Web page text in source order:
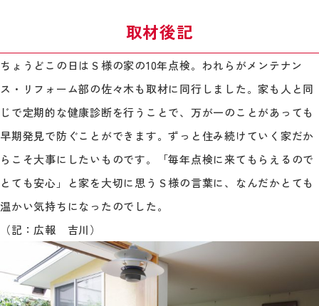
取材後記
ちょうどこの日はＳ様の家の10年点検。われらがメンテナン
ス・リフォーム部の佐々木も取材に同行しました。家も人と同
じで定期的な健康診断を行うことで、万が一のことがあっても
早期発見で防ぐことができます。ずっと住み続けていく家だか
らこそ大事にしたいものです。「毎年点検に来てもらえるので
とても安心」と家を大切に思うＳ様の言葉に、なんだかとても
温かい気持ちになったのでした。
（記：広報 吉川）